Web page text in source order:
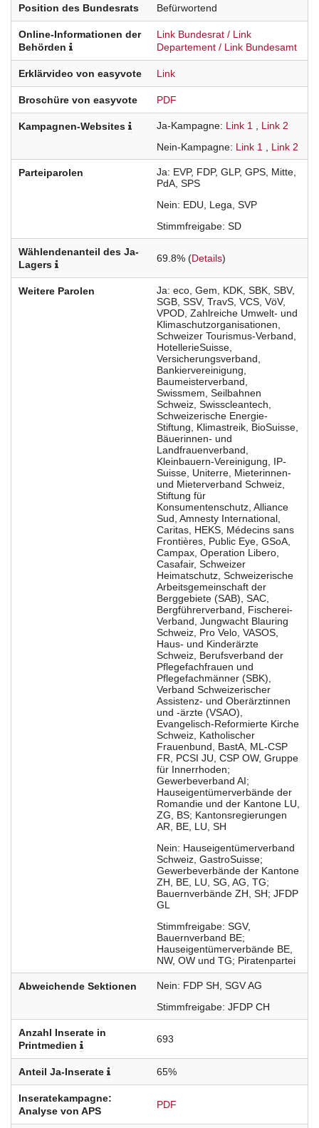
Position des Bundesrats Befürwortend
Online-Informationen der
Behörden
Link Bundesrat
Link
Departement
Link Bundesamt
Erklärvideo von easyvote Link
Broschüre von easyvote PDF
Kampagnen-Websites Ja-Kampagne Link 1
Link 2
Nein-Kampagne Link 1 Link 2
Parteiparolen Ja EVP FDP GLP GPS Mitte
PdA SPS
Nein
EDU Lega SVP
Stimmfreigabe SD
Wählendenanteil des Ja-
Lagers
69.8% (Details)
Weitere Parolen Ja eco Gem KDK SBK SBV
SGB SSV TravS VCS VöV
VPOD Zahlreiche Umwelt- und
Klimaschutzorganisationen
Schweizer Tourismus-Verband
HotellerieSuisse
Versicherungsverband
Bankiervereinigung
Baumeisterverband
Swissmem Seilbahnen
Schweiz Swisscleantech
Schweizerische Energie-
Stiftung
Klimastreik BioSuisse
Bäuerinnen- und
Landfrauenverband
Kleinbauern-Vereinigung
IP-
Suisse Uniterre Mieterinnen-
und Mieterverband Schweiz
Stiftung für
Konsumentenschutz Alliance
Sud Amnesty International
Caritas HEKS Médecins sans
Frontières Public Eye GSoA
Campax Operation Libero
Casafair Schweizer
Heimatschutz Schweizerische
Arbeitsgemeinschaft der
Berggebiete (SAB) SAC
Bergführerverband
Fischerei-
Verband Jungwacht Blauring
Schweiz Pro Velo VASOS
Haus- und Kinderärzte
Schweiz Berufsverband der
Pflegefachfrauen und
Pflegefachmänner (SBK)
Verband Schweizerischer
Assistenz- und Oberärztinnen
und -ärzte (VSAO)
Evangelisch-Reformierte Kirche
Schweiz Katholischer
Frauenbund
BastA ML-CSP
FR
PCSI JU CSP OW Gruppe
für Innerrhoden;
Gewerbeverband AI;
Hauseigentümerverbände der
Romandie und der Kantone LU
ZG
BS; Kantonsregierungen
AR
BE LU SH
Nein
Hauseigentümerverband
Schweiz GastroSuisse;
Gewerbeverbände der Kantone
ZH
BE LU SG AG TG;
Bauernverbände ZH SH; JFDP
GL
Stimmfreigabe SGV
Bauernverband BE;
Hauseigentümerverbände BE
NW OW und TG; Piratenpartei
Abweichende Sektionen Nein FDP SH SGVAG
Stimmfreigabe JFDP CH
Anzahl Inserate in
Printmedien
693
Anteil Ja-Inserate 65%
Inseratekampagne:
Analyse von APS
PDF